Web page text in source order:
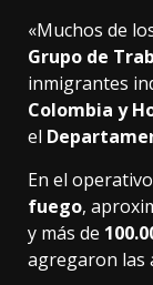
«Muchos de
Grupo de
inmigrantes
Colombia y
el
En el
fuego,
y más de
agregaron las